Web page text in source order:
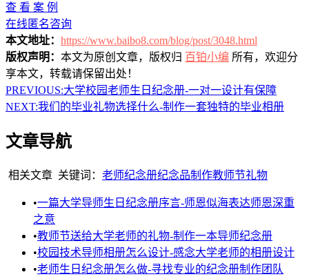
查 看 案 例
在线匿名咨询
本文地址： https://www.baibo8.com/blog/post/3048.html
版权声明： 本文为原创文章，版权归 百铂小编 所有，欢迎分
享本文，转载请保留出处！
PREVIOUS:大学校园老师生日纪念册-一对一设计有保障
NEXT:我们的毕业礼物选择什么-制作一套独特的毕业相册
文章导航
相关文章 关键词： 老师纪念册纪念品制作教师节礼物
•一篇大学导师生日纪念册序言-师恩似海表达师恩深重
之意
•教师节送给大学老师的礼物-制作一本导师纪念册
•校园技术导师相册怎么设计-感念大学老师的相册设计
•老师生日纪念册怎么做-寻找专业的纪念册制作团队